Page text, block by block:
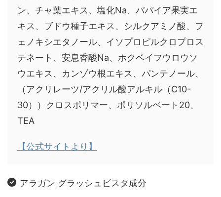
ン、チャ葉エキス、塩化Na、パパイア果実エ
キス、ブドウ種子エキス、シルクアミノ酸、フ
ェノキシエタノール、イソプロピルクロプロス
テネート、安息香酸Na、ホクベイフウロウソ
ウエキス、カンゾウ根エキス、パンテノール、
（アクリレーツ/アクリル酸アルキル（C10-
30））クロスポリマー、ポリソルベート20、
TEA
【公式サイトより】
アラガン グラッシュビスタ成分